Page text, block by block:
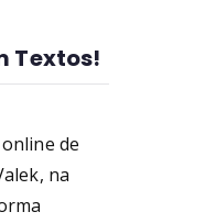
Textos!
de
na